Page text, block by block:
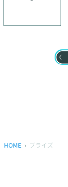
HOME プライズ